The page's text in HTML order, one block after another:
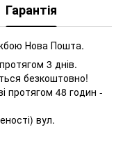
Гарантія
Нова Пошта.
3 днів.
безкоштовно!
протягом 48 годин -
вул.